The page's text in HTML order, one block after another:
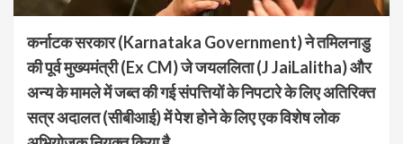
कर्नाटक सरकार (Karnataka Government) ने तमिलनाडु
की पूर्व मुख्यमंत्री (Ex CM) जे जयललिता (J JaiLalitha) और
अन्य के मामले में जब्त की गई संपत्तियों के निपटारे के लिए अतिरिक्त
सत्र अदालत (सीबीआई) में पेश होने के लिए एक विशेष लोक